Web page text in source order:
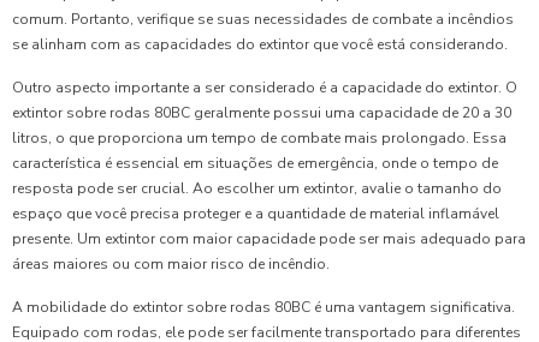
comum. Portanto, verifique se suas necessidades de combate a incêndios
se alinham com as capacidades do extintor que você está considerando.
Outro aspecto importante a ser considerado é a capacidade do extintor. O
extintor sobre rodas 80BC geralmente possui uma capacidade de 20 a 30
litros, o que proporciona um tempo de combate mais prolongado. Essa
característica é essencial em situações de emergência, onde o tempo de
resposta pode ser crucial. Ao escolher um extintor, avalie o tamanho do
espaço que você precisa proteger e a quantidade de material inflamável
presente. Um extintor com maior capacidade pode ser mais adequado para
áreas maiores ou com maior risco de incêndio.
A mobilidade do extintor sobre rodas 80BC é uma vantagem significativa.
Equipado com rodas, ele pode ser facilmente transportado para diferentes